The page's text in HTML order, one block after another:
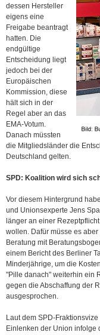
dessen Hersteller
eigens eine
Freigabe beantragt
hatten. Die
endgültige
Entscheidung liegt
jedoch bei der
Europäischen
Kommission, diese
hält sich in der
Regel aber an das
EMA-Votum.
Danach müssten
die Mitgliedsländer die
Deutschland gelten.
SPD: Koalition wird sich
Vor diesem Hintergrund
und Unionsexperte Jens
länger an einer
wollen. Dafür müsse es
Beratung mit
einem Bericht des Berliner
Minderjährige, um die
"Pille danach" weiterhin ein
gegen die Abschaffung der
ausgesprochen.
Laut dem SPD-
Einlenken der Union infolge